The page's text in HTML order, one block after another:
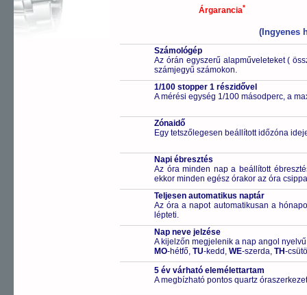
Árgarancia*
(Ingyenes
Számológép
Az órán egyszerű alapműveleteket (
számjegyű számokon.
1/100 stopper 1 részidővel
A mérési egység 1/100 másodperc, a
Zónaidő
Egy tetszőlegesen beállított időzóna
Napi ébresztés
Az óra minden nap a beállított
ekkor minden egész órakor az óra
Teljesen automatikus naptár
Az óra a napot automatikusan a
lépteti.
Nap neve jelzése
A kijelzőn megjelenik a nap angol
MO-hétfő, TU-kedd, WE-szerda, TH-
5 év várható elemélettartam
A megbízható pontos quartz